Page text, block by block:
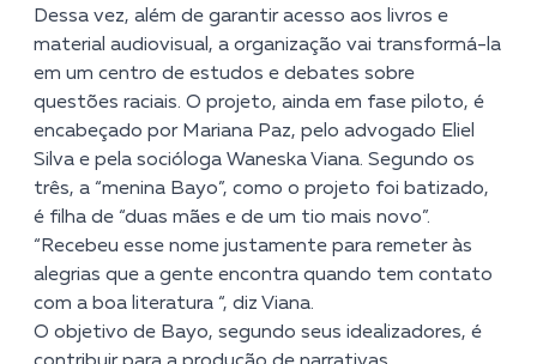
Dessa vez, além de garantir acesso aos livros e
material audiovisual, a organização vai transformá-la
em um centro de estudos e debates sobre
questões raciais. O projeto, ainda em fase piloto, é
encabeçado por Mariana Paz, pelo advogado Eliel
Silva e pela socióloga Waneska Viana. Segundo os
três, a “menina Bayo”, como o projeto foi batizado,
é filha de “duas mães e de um tio mais novo”.
“Recebeu esse nome justamente para remeter às
alegrias que a gente encontra quando tem contato
com a boa literatura “, diz Viana.
O objetivo de Bayo, segundo seus idealizadores, é